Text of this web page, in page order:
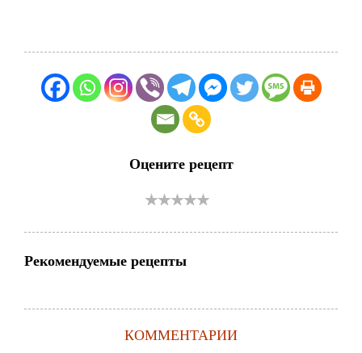
Оцените рецепт
Рекомендуемые рецепты
КОММЕНТАРИИ